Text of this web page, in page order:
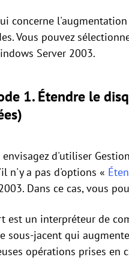
concerne
Vous pouvez
Server 2003.
1. Étendre le
envisagez d'utiliser
n'y a pas d'options «
Dans ce cas, vous
est un interpréteur de
sous-jacent qui
opérations prises en